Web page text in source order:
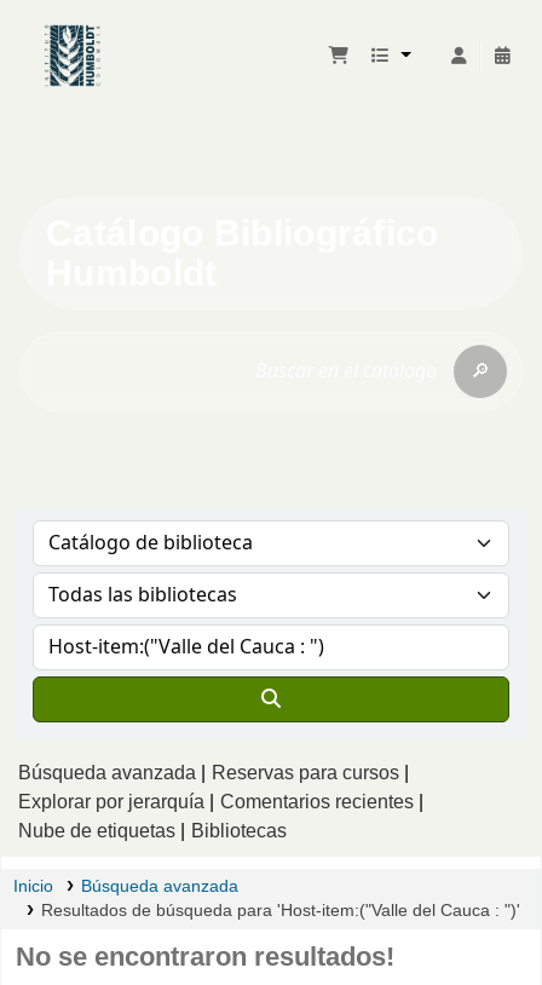
🔎
Búsqueda avanzada
Reservas para cursos
Explorar por jerarquía
Comentarios recientes
Nube de etiquetas
Bibliotecas
Inicio
Búsqueda avanzada
Resultados de búsqueda para 'Host-item:("Valle del Cauca : ")'
No se encontraron resultados!